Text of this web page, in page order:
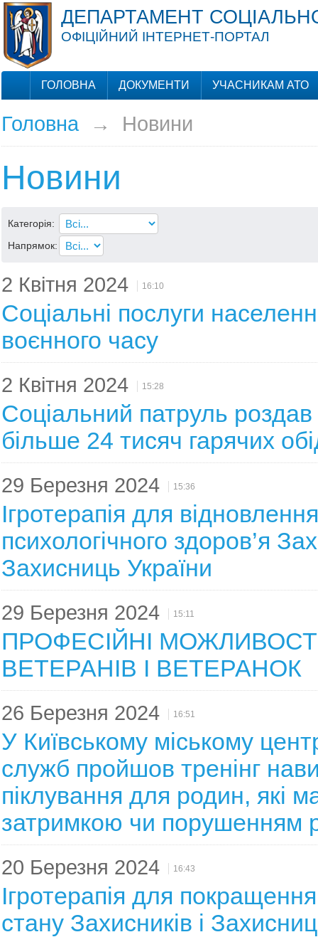
ДЕПАРТАМЕНТ
ОФІЦІЙНИЙ ІНТЕРНЕТ-ПОРТАЛ
ГОЛОВНА ДОКУМЕНТИ УЧАСНИКАМ АТО
Головна→ Новини
Новини
Категорія:
Напрямок:
2 Квітня 2024 16:10
Соціальні послуги
воєнного часу
2 Квітня 2024 15:28
Соціальний патруль роздав
більше 24 тисяч гарячих
29 Березня 2024 15:36
Ігротерапія для відновлення
психологічного здоров’я
Захисниць України
29 Березня 2024 15:11
ПРОФЕСІЙНІ
ВЕТЕРАНІВ І ВЕТЕРАНОК
26 Березня 2024 16:51
У Київському міському
служб пройшов тренінг
піклування для родин, які
затримкою чи порушенням
20 Березня 2024 16:43
Ігротерапія для
стану Захисників і